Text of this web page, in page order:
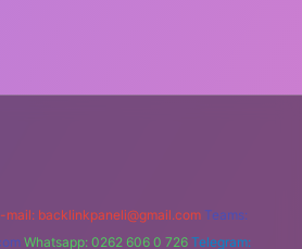
mail: backlinkpaneli@gmail.com Teams:
Whatsapp: 0262 606 0 726 Telegram: